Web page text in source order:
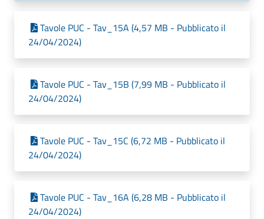
Tavole PUC - Tav_15A (4,57 MB - Pubblicato il
24/04/2024)
Tavole PUC - Tav_15B (7,99 MB - Pubblicato il
24/04/2024)
Tavole PUC - Tav_15C (6,72 MB - Pubblicato il
24/04/2024)
Tavole PUC - Tav_16A (6,28 MB - Pubblicato il
24/04/2024)